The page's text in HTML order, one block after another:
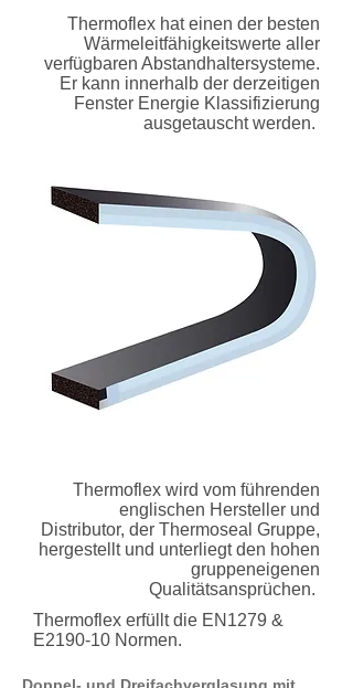
Thermoflex hat einen der besten
Wärmeleitfähigkeitswerte aller
verfügbaren Abstandhaltersysteme.
Er kann innerhalb der derzeitigen
Fenster Energie Klassifizierung
ausgetauscht werden.
Thermoflex wird vom führenden
englischen Hersteller und
Distributor, der Thermoseal Gruppe,
hergestellt und unterliegt den hohen
gruppeneigenen
Qualitätsansprüchen.
Thermoflex erfüllt die EN1279 &
E2190-10 Normen.